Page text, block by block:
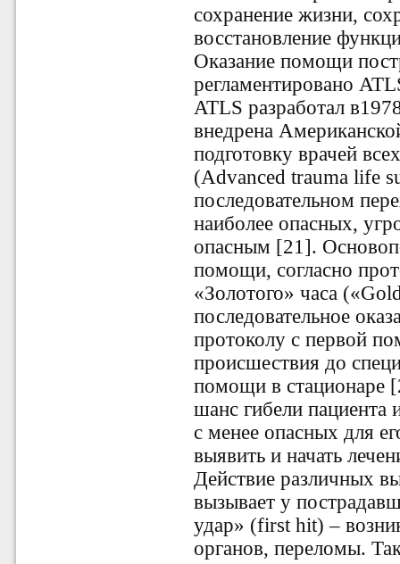
сохранение жизни,
восстановление
Оказание помощи
регламентировано
ATLS разработал
внедрена
подготовку врачей
(Advanced trauma life
последовательном
наиболее опасных,
опасным [21].
помощи, согласно
«Золотого» часа
последовательное
протоколу с первой
происшествия до
помощи в стационаре
шанс гибели пациента
с менее опасных для
выявить и начать
Действие различных
вызывает у
удар» (first hit) –
органов, переломы.